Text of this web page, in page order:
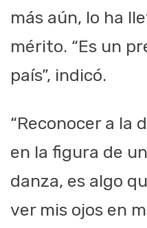
más aún, lo ha
mérito. “Es un
país”, indicó.
“Reconocer a la
en la figura de
danza, es algo
ver mis ojos en